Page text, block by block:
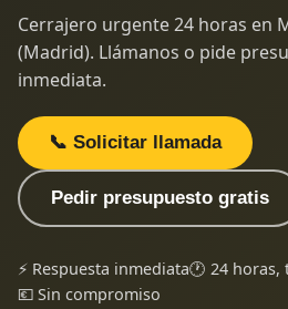
Cerrajero urgente 24 horas en
(Madrid). Llámanos o pide
inmediata.
📞 Solicitar llamada
Pedir presupuesto gratis
⚡ Respuesta inmediata🕐 24 horas,
💶 Sin compromiso